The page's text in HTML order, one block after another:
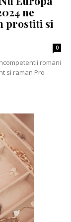
ne
prostiti si
0
romani
si raman Pro